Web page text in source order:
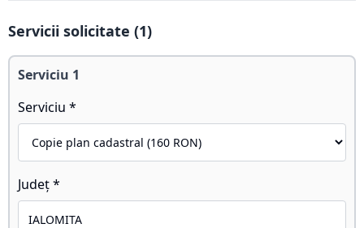
Servicii solicitate (1)
Serviciu 1
Serviciu *
Județ *